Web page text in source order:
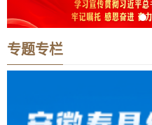
2026年寿县一中新桥校区公
【曝光·第104期】寿县这些
专题专栏